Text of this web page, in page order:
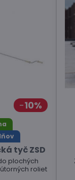
10%
tyč ZSD
plochých
roliet